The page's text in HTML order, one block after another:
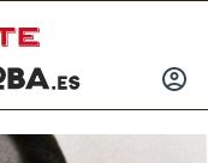
INICIAR